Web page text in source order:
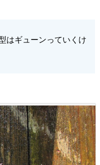
はギューンっていくけ